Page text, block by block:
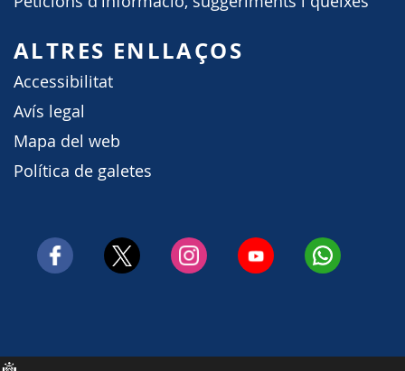
ALTRES ENLLAÇOS
Accessibilitat
Avís legal
Mapa del web
Política de galetes